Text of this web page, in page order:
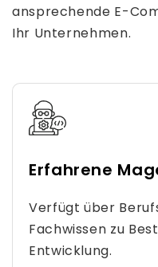
ansprechende E-
Ihr Unternehmen.
Erfahrene
Verfügt über
Fachwissen zu
Entwicklung.